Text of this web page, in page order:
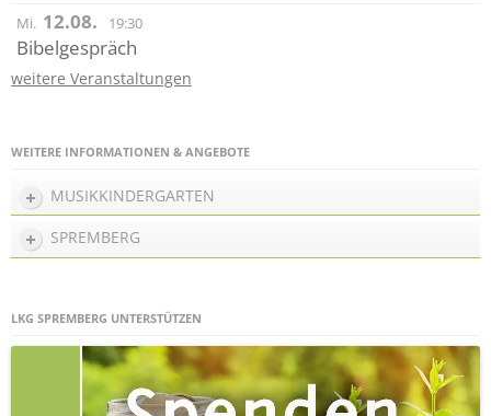
Mi. 12.08. 19:30
Bibelgespräch
weitere Veranstaltungen
WEITERE INFORMATIONEN & ANGEBOTE
MUSIKKINDERGARTEN
SPREMBERG
LKG SPREMBERG UNTERSTÜTZEN